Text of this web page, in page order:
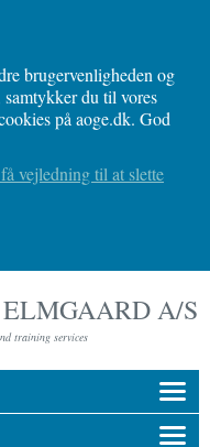
brugervenligheden og
du til vores
på aoge.dk. God
vejledning til at slette
A/S
training services